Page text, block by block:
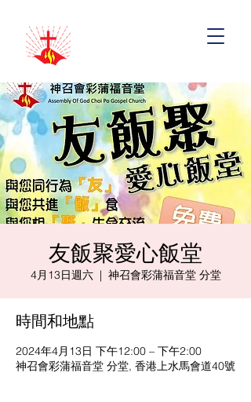
友飯聚愛心飯堂
4月13日週六
  |
神召會彩蒲福音堂 分堂
時間和地點
2024年4月13日 下午12:00 – 下午2:00
神召會彩蒲福音堂 分堂, 香港上水馬會道40號